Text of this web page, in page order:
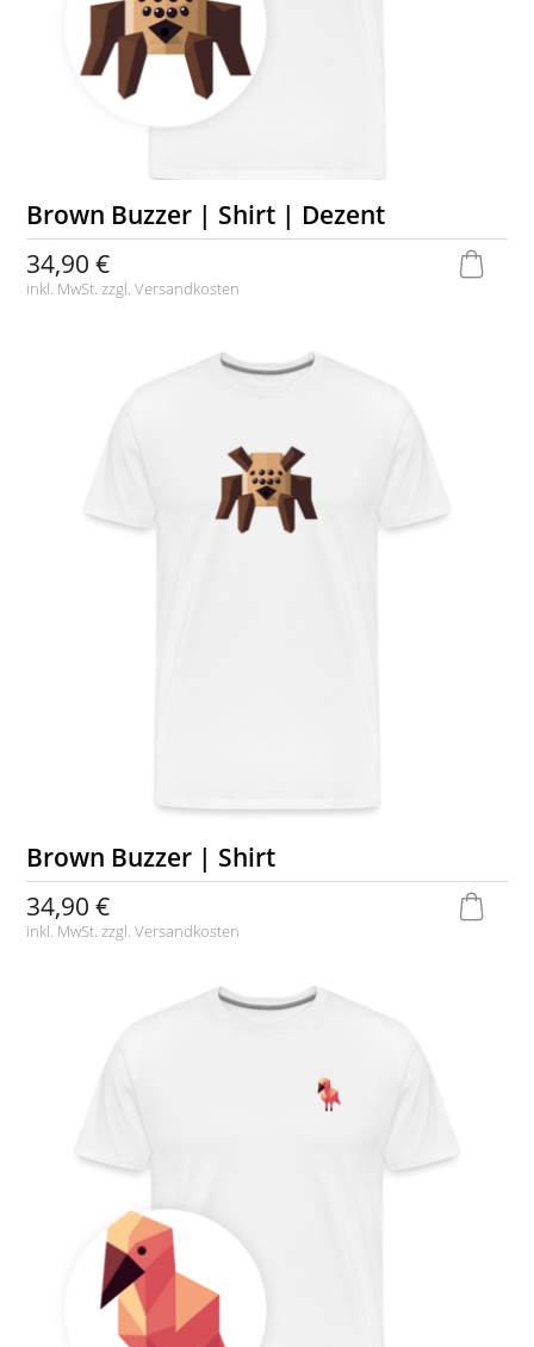
Brown Buzzer | Shirt | Dezent
34,90 €
inkl. MwSt. zzgl.Versandkosten
Brown Buzzer | Shirt
34,90 €
inkl. MwSt. zzgl.Versandkosten